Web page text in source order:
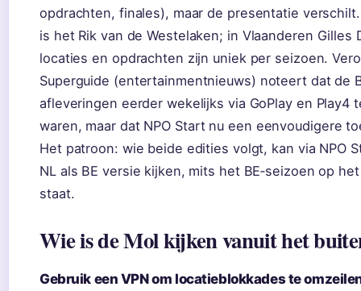
opdrachten, finales), maar de presentatie
is het Rik van de Westelaken; in Vlaanderen Gilles
locaties en opdrachten zijn uniek per seizoen.
Superguide (entertainmentnieuws) noteert dat de
afleveringen eerder wekelijks via GoPlay en Play4
waren, maar dat NPO Start nu een eenvoudigere
Het patroon: wie beide edities volgt, kan via NPO
NL als BE versie kijken, mits het BE‑seizoen op
staat.
Wie is de Mol kijken vanuit het
Gebruik een VPN om locatieblokkades te